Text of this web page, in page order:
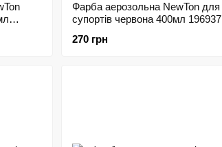
Фарба аерозольна NewTon для
супортів червона 400мл 196937
270 грн